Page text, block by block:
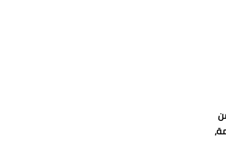
مواطناً من